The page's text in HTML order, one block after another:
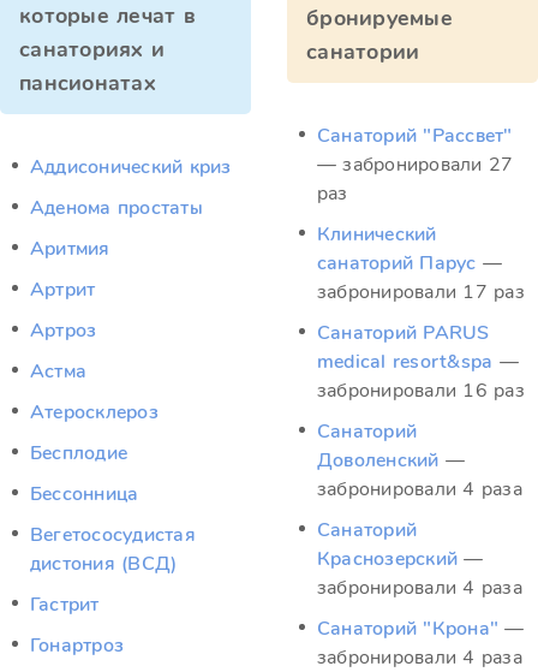
которые лечат в
санаториях и
пансионатах
Аддисонический криз
Аденома простаты
Аритмия
Артрит
Артроз
Астма
Атеросклероз
Бесплодие
Бессонница
Вегетососудистая
дистония (ВСД)
Гастрит
Гонартроз
бронируемые
санатории
Санаторий "Рассвет"
— забронировали 27
раз
Клинический
санаторий Парус —
забронировали 17 раз
Санаторий PARUS
medical resort&spa —
забронировали 16 раз
Санаторий
Доволенский —
забронировали 4 раза
Санаторий
Краснозерский —
забронировали 4 раза
Санаторий "Крона" —
забронировали 4 раза